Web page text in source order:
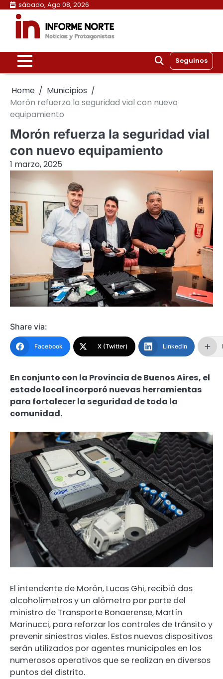
Skip
content
sábado, Ago 08, 2026
Seguinos
Home
Municipios
Morón refuerza la seguridad vial con nuevo
equipamiento
Morón refuerza la seguridad vial
con nuevo equipamiento
1 marzo, 2025
Share via:
Facebook X (Twitter) LinkedIn
En conjunto con la Provincia de Buenos Aires, el
estado local incorporó nuevas herramientas
para fortalecer la seguridad de toda la
comunidad.
El intendente de Morón, Lucas Ghi, recibió dos
alcoholímetros y un alómetro por parte del
ministro de Transporte Bonaerense, Martín
Marinucci, para reforzar los controles de tránsito y
prevenir siniestros viales. Estos nuevos dispositivos
serán utilizados por agentes municipales en los
numerosos operativos que se realizan en diversos
puntos del distrito.